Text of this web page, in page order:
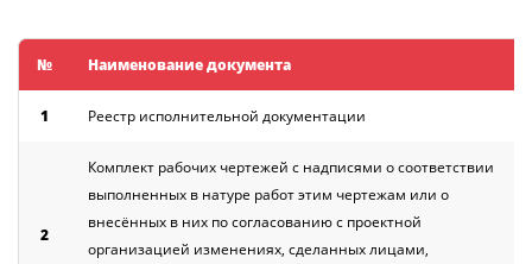
№ Наименование документа
1 Реестр исполнительной документации
2
Комплект рабочих чертежей с надписями о соответствии
выполненных в натуре работ этим чертежам или о
внесённых в них по согласованию с проектной
организацией изменениях, сделанных лицами,